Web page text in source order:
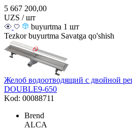
5 667 200,00
UZS / шт
buyurtma 1 шт
Tezkor buyurtma Savatga qo'shish
Желоб водоотводящий с двойной
DOUBLE9-650
Kod: 00088711
Brend
ALCA